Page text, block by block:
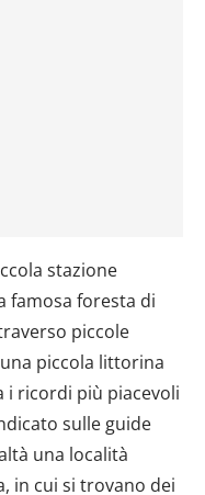
stazione
famosa foresta di
piccole
piccola littorina
i ricordi più piacevoli
sulle guide
una località
in cui si trovano dei